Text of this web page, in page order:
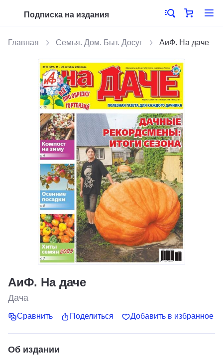
Подписка на издания
Главная Семья. Дом. Быт. Досуг АиФ. На даче
АиФ. На даче
Дача
Сравнить Поделиться Добавить в избранное
Об издании